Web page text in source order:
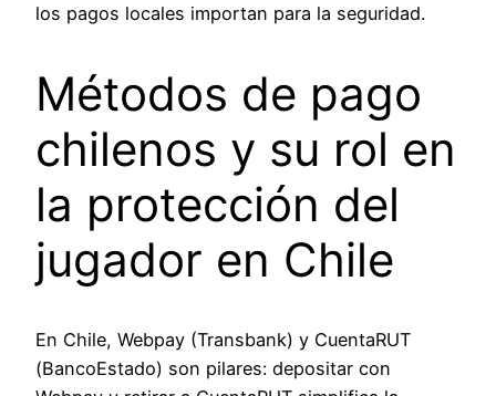
los pagos locales importan para la seguridad.
Métodos de pago
chilenos y su rol en
la protección del
jugador en Chile
En Chile, Webpay (Transbank) y CuentaRUT
(BancoEstado) son pilares: depositar con